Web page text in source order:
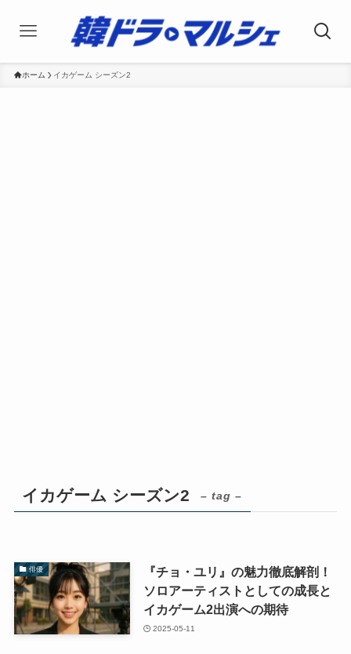
ホーム イカゲーム シーズン2
イカゲーム シーズン2 – tag –
俳優
『チョ・ユリ』の魅力徹底解剖！
ソロアーティストとしての成長と
イカゲーム2出演への期待
2025-05-11